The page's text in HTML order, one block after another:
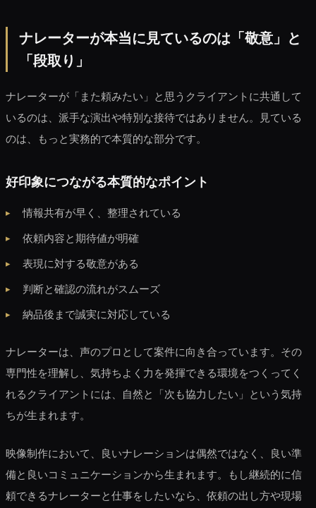
ナレーターが本当に見ているのは「敬意」と
「段取り」
ナレーターが「また頼みたい」と思うクライアントに共通して
いるのは、派手な演出や特別な接待ではありません。見ている
のは、もっと実務的で本質的な部分です。
好印象につながる本質的なポイント
情報共有が早く、整理されている
依頼内容と期待値が明確
表現に対する敬意がある
判断と確認の流れがスムーズ
納品後まで誠実に対応している
ナレーターは、声のプロとして案件に向き合っています。その
専門性を理解し、気持ちよく力を発揮できる環境をつくってく
れるクライアントには、自然と「次も協力したい」という気持
ちが生まれます。
映像制作において、良いナレーションは偶然ではなく、良い準
備と良いコミュニケーションから生まれます。もし継続的に信
頼できるナレーターと仕事をしたいなら、依頼の出し方や現場